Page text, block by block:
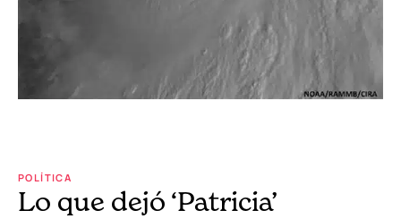
POLÍTICA
Lo que dejó ‘Patricia’